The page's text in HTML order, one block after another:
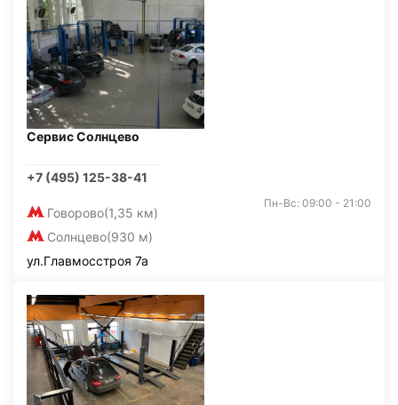
Сервис Солнцево
+7 (495) 125-38-41
Говорово(1,35 км)
Солнцево(930 м)
Пн-Вс: 09:00 - 21:00
ул.Главмосстроя 7а